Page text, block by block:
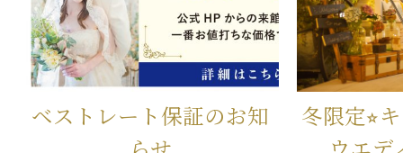
ベストレート保証のお知
冬限定⭐︎